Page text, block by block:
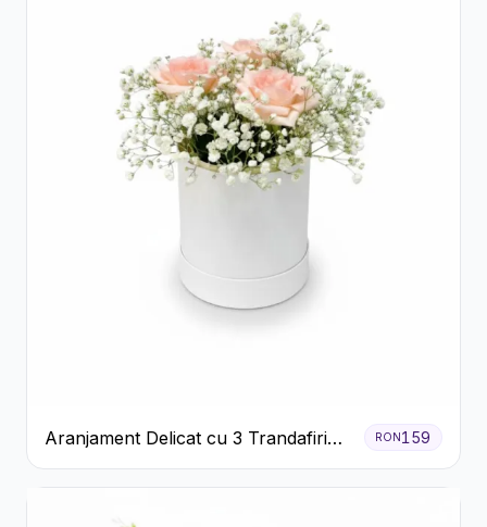
Aranjament Delicat cu 3 Trandafiri
Roz în Cutie Albă
RON159